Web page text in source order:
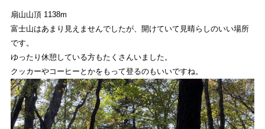
HEAD OFFICE
ストライトラボ東京本店TOP
EVENT
ストライトラボ東京本店独自の最新イベント 情報
扇山山頂 1138m
富士山はあまり見えませんでしたが、開けていて見晴らしのいい場所
です。
ゆったり休憩している方もたくさんいました。
クッカーやコーヒーとかをもって登るのもいいですね。